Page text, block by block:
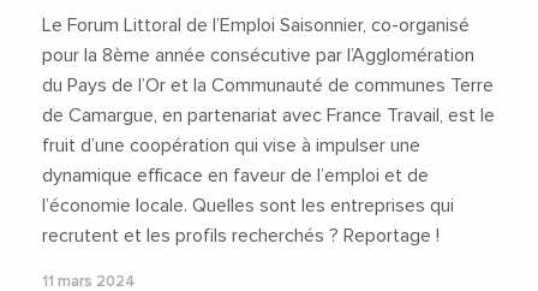
Le Forum Littoral de l’Emploi Saisonnier, co-organisé
pour la 8ème année consécutive par l’Agglomération
du Pays de l’Or et la Communauté de communes Terre
de Camargue, en partenariat avec France Travail, est le
fruit d’une coopération qui vise à impulser une
dynamique efficace en faveur de l’emploi et de
l’économie locale. Quelles sont les entreprises qui
recrutent et les profils recherchés ? Reportage !
11 mars 2024